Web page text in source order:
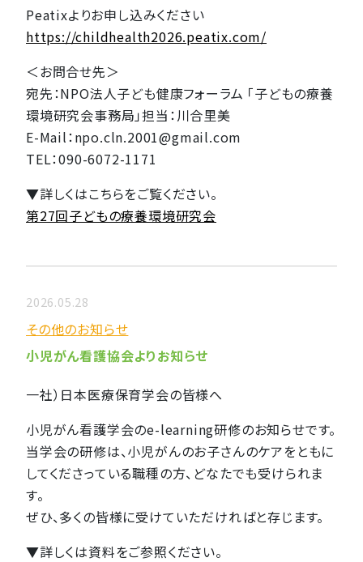
Peatixよりお申し込みください
https://childhealth2026.peatix.com/
＜お問合せ先＞
宛先：NPO法人子ども健康フォーラム 「子どもの療養
環境研究会事務局」担当：川合里美
E-Mail：npo.cln.2001@gmail.com
TEL：090-6072-1171
▼詳しくはこちらをご覧ください。
第27回子どもの療養環境研究会
2026.05.28
その他のお知らせ
小児がん看護協会よりお知らせ
一社）日本医療保育学会の皆様へ
小児がん看護学会のe-learning研修のお知らせです。
当学会の研修は、小児がんのお子さんのケアをともに
してくださっている職種の方、どなたでも受けられま
す。
ぜひ、多くの皆様に受けていただければと存じます。
▼詳しくは資料をご参照ください。